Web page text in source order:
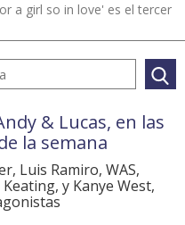
a girl so in love' es el tercer
& Lucas, en las
la semana
Luis Ramiro, WAS,
y Kanye West,